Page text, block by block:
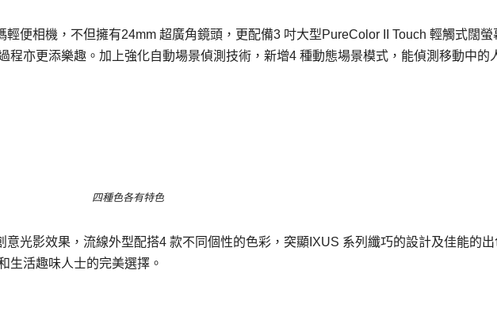
輕便相機，不但擁有24mm 超廣角鏡頭，更配備3 吋大型PureColor II Touch 輕觸式闊螢
程亦更添樂趣。加上強化自動場景偵測技術，新增4 種動態場景模式，能偵測移動中的
四種色各有特色
意光影效果，流線外型配搭4 款不同個性的色彩，突顯IXUS 系列纖巧的設計及佳能的
生活趣味人士的完美選擇。